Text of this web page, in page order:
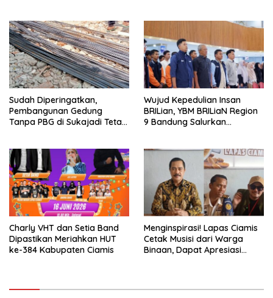
Sudah Diperingatkan,
Pembangunan Gedung
Tanpa PBG di Sukajadi Tetap
Wujud Kepedulian Insan
BRILian, YBM BRILiaN Region
9 Bandung Salurkan
Mahasiswa
Charly VHT dan Setia Band
Dipastikan Meriahkan HUT
ke-384 Kabupaten Ciamis
Menginspirasi! Lapas Ciamis
Cetak Musisi dari Warga
Binaan, Dapat Apresiasi